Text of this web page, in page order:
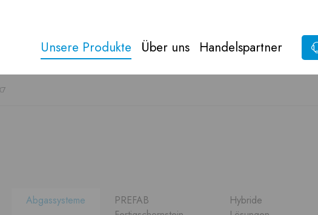
Unsere Produkte Über uns Handelspartner
Abgassysteme
PREFAB
Hybride